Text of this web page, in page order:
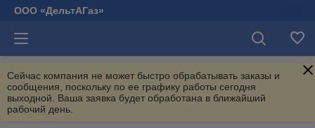
ООО «ДельтАГаз»
Сейчас компания не может быстро обрабатывать заказы и
сообщения, поскольку по ее графику работы сегодня
выходной. Ваша заявка будет обработана в ближайший
рабочий день.